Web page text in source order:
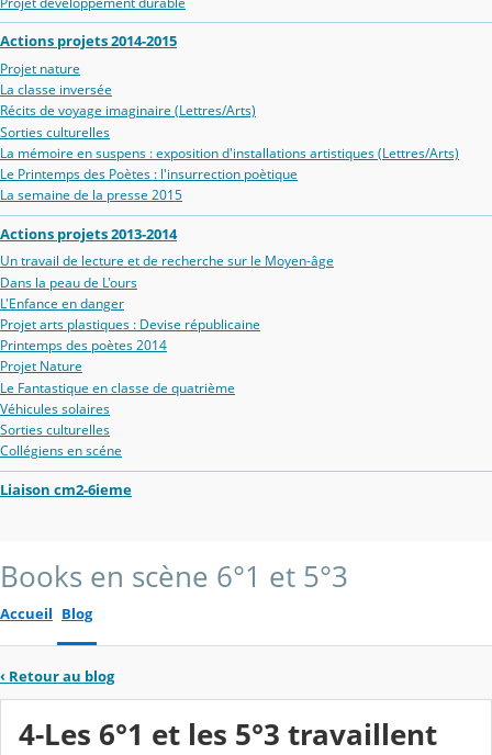
Actions projets 2014-2015
Projet nature
La classe inversée
Récits de voyage imaginaire (Lettres/Arts)
Sorties culturelles
La mémoire en suspens : exposition d'installations artistiques (Lettres/Arts)
Le Printemps des Poètes : l'insurrection poètique
La semaine de la presse 2015
Actions projets 2013-2014
Un travail de lecture et de recherche sur le Moyen-âge
Dans la peau de L'ours
L'Enfance en danger
Projet arts plastiques : Devise républicaine
Printemps des poètes 2014
Projet Nature
Le Fantastique en classe de quatrième
Véhicules solaires
Sorties culturelles
Collégiens en scéne
Liaison cm2-6ieme
Books en scène 6°1 et 5°3
Accueil Blog
‹ Retour au blog
4-Les 6°1 et les 5°3 travaillent